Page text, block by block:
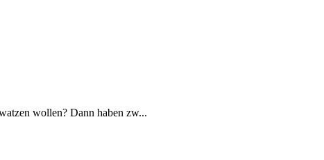
wollen? Dann haben zw...